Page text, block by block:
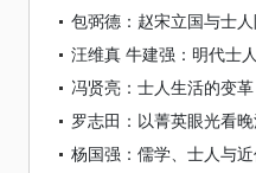
罗志田：以菁英眼光看
杨国强：儒学、士人与